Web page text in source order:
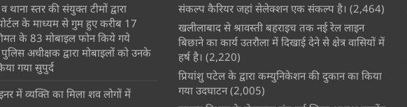
थाना स्तर की संयुक्त टीमों द्वारा
के माध्यम से गुम हुए करीब 17
के 83 मोबाइल फोन किये गये
अधीक्षक द्वारा मोबाइलों को उनके
गया सुपुर्द
में व्यक्ति का मिला शव लोगों में
संकल्प कैरियर जहां सेलेक्शन एक संकल्प है। (2,464)
खलीलाबाद से श्रावस्ती बहराइच तक नई रेल लाइन
बिछाने का कार्य उतरौला में दिखाई देने से क्षेत्र वासियों में
हर्ष है। (2,220)
प्रियांशु पटेल के द्वारा कम्युनिकेशन की दुकान का किया
गया उदघाटन (2,005)